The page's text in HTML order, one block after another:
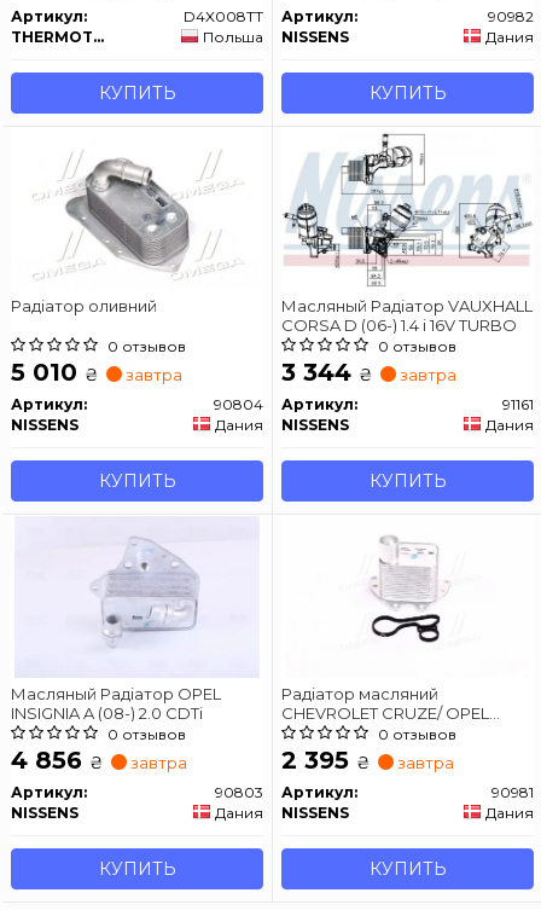
Артикул:
D4X008TT
THERMOTEC
Польша
КУПИТЬ
Артикул:
90982
NISSENS
Дания
КУПИТЬ
Радіатор оливний
0 отзывов
5 010 ₴ завтра
Артикул:
90804
NISSENS
Дания
КУПИТЬ
Масляный Радіатор VAUXHALL
CORSA D (06-) 1.4 i 16V TURBO
0 отзывов
3 344 ₴ завтра
Артикул:
91161
NISSENS
Дания
КУПИТЬ
Масляный Радіатор OPEL
INSIGNIA A (08-) 2.0 CDTi
0 отзывов
4 856 ₴ завтра
Артикул:
90803
NISSENS
Дания
КУПИТЬ
Радіатор масляний
CHEVROLET CRUZE/ OPEL
ASTRA 2010- (вир-во Nissens)
0 отзывов
2 395 ₴ завтра
Артикул:
90981
NISSENS
Дания
КУПИТЬ